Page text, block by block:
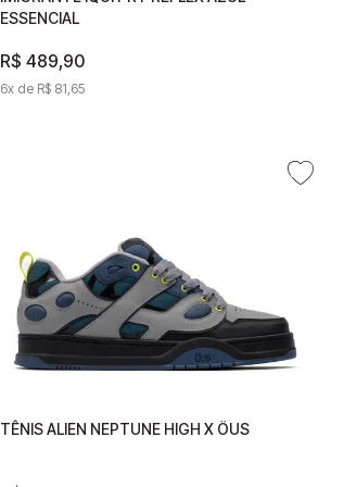
ESSENCIAL
R$ 489,90
6x de R$ 81 65
ESSENCIAL
R$ 489,
6x deR$ 81
TÊNIS ALIEN NEPTUNE HIGH X ÖUS
TÊNIS ALIEN NEPTUNE HIGH X ÖUS